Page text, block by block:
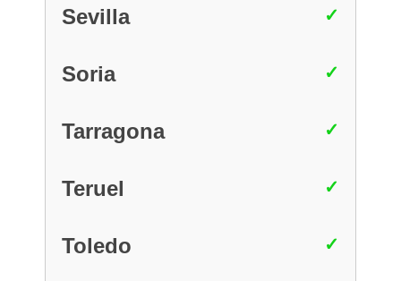
Sevilla
Soria
Tarragona
Teruel
Toledo